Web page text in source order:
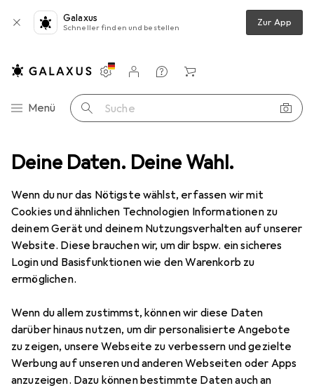
Deine Daten. Deine Wahl.
Wenn du nur das Nötigste wählst, erfassen wir mit
Cookies und ähnlichen Technologien Informationen zu
deinem Gerät und deinem Nutzungsverhalten auf unserer
Website. Diese brauchen wir, um dir bspw. ein sicheres
Login und Basisfunktionen wie den Warenkorb zu
ermöglichen.
Wenn du allem zustimmst, können wir diese Daten
darüber hinaus nutzen, um dir personalisierte Angebote
zu zeigen, unsere Webseite zu verbessern und gezielte
Werbung auf unseren und anderen Webseiten oder Apps
anzuzeigen. Dazu können bestimmte Daten auch an
Galaxus
Schneller finden und bestellen Zur App
Navigation nach Kategorien
Menü Suche
Einstellungen
Kundenkonto
Vergleichslisten
Merklisten
Warenkorb
Muttern + Unterlegscheiben Werkstarck Einschlagmuffen
WerkstarckEinschlagmuffen
Preis in EUR inkl. MwSt.
EUR
41,90
Bewertungen Marke
Mehr von Werkstarck